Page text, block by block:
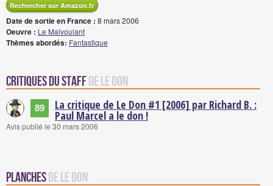
Rechercher sur Amazon.fr
Date de sortie en France : 8 mars 2006
Oeuvre : Le Malvoulant
Thèmes abordés: Fantastique
Critiques du staffde Le Don
89 La critique de Le Don #1 [2006] par Richard B. :
Paul Marcel a le don !
Avis publié le 30 mars 2006
Planchesde Le Don